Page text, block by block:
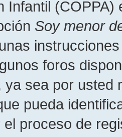
Infantil
Soy menor
foros
ya sea por usted
pueda
el proceso de